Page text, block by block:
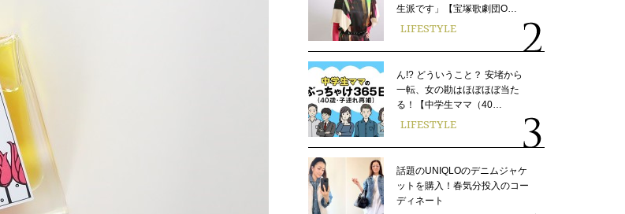
生派です」【宝塚歌劇団O…
LIFESTYLE
ん!? どういうこと？ 安堵から
一転、女の勘はほぼほぼ当た
る！【中学生ママ（40…
LIFESTYLE
話題のUNIQLOのデニムジャケ
ットを購入！春気分投入のコー
ディネート